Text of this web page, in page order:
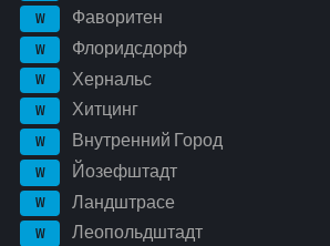
W Фаворитен
W Флоридсдорф
W Хернальс
W Хитцинг
W Внутренний Город
W Йозефштадт
W Ландштрасе
W Леопольдштадт